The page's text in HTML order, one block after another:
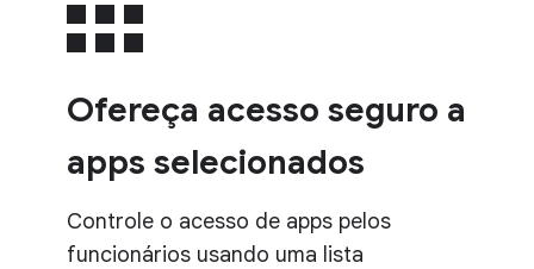
Ofereça acesso seguro a
apps selecionados
Controle o acesso de apps pelos
funcionários usando uma lista